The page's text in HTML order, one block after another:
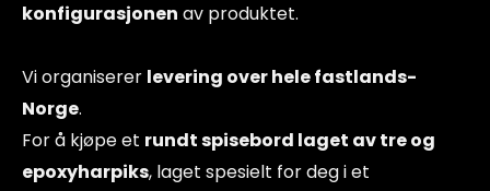
konfigurasjonen av produktet.
Vi organiserer levering over hele fastlands-
Norge.
For å kjøpe et rundt spisebord laget av tre og
epoxyharpiks, laget spesielt for deg i et